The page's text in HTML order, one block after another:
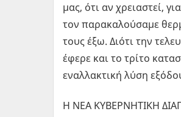
μας, ότι αν χρειαστεί,
τον παρακαλούσαμε
τους έξω. Διότι την
έφερε και το τρίτο
εναλλακτική λύση
Η ΝΕΑ ΚΥΒΕΡΝΗΤΙΚΗ